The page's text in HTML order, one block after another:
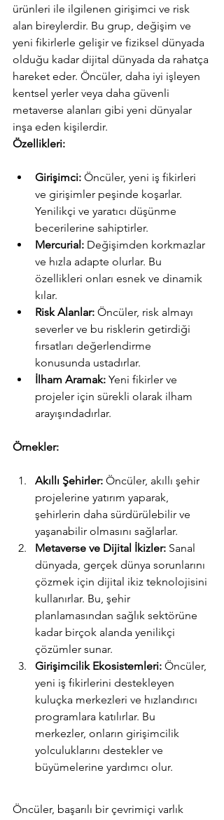
ürünleri ile ilgilenen girişimci ve risk
alan bireylerdir. Bu grup, değişim ve
yeni fikirlerle gelişir ve fiziksel dünyada
olduğu kadar dijital dünyada da rahatça
hareket eder. Öncüler, daha iyi işleyen
kentsel yerler veya daha güvenli
metaverse alanları gibi yeni dünyalar
inşa eden kişilerdir.
Özellikleri:
Girişimci: Öncüler, yeni iş fikirleri
ve girişimler peşinde koşarlar.
Yenilikçi ve yaratıcı düşünme
becerilerine sahiptirler.
Mercurial: Değişimden korkmazlar
ve hızla adapte olurlar. Bu
özellikleri onları esnek ve dinamik
kılar.
Risk Alanlar: Öncüler, risk almayı
severler ve bu risklerin getirdiği
fırsatları değerlendirme
konusunda ustadırlar.
İlham Aramak: Yeni fikirler ve
projeler için sürekli olarak ilham
arayışındadırlar.
Örnekler:
Akıllı Şehirler: Öncüler, akıllı şehir
projelerine yatırım yaparak,
şehirlerin daha sürdürülebilir ve
yaşanabilir olmasını sağlarlar.
Metaverse ve Dijital İkizler: Sanal
dünyada, gerçek dünya sorunlarını
çözmek için dijital ikiz teknolojisini
kullanırlar. Bu, şehir
planlamasından sağlık sektörüne
kadar birçok alanda yenilikçi
çözümler sunar.
Girişimcilik Ekosistemleri: Öncüler,
yeni iş fikirlerini destekleyen
kuluçka merkezleri ve hızlandırıcı
programlara katılırlar. Bu
merkezler, onların girişimcilik
yolculuklarını destekler ve
büyümelerine yardımcı olur.
Öncüler, başarılı bir çevrimiçi varlık